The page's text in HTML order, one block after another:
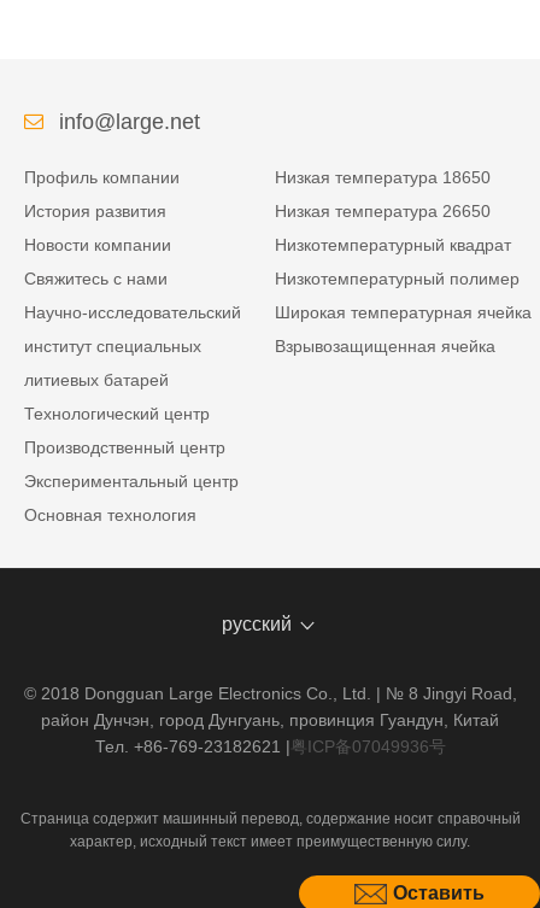
Оставить
info@large.net
Профиль компании
История развития
Новости компании
Свяжитесь с нами
Научно-исследовательский
институт специальных
литиевых батарей
Технологический центр
Производственный центр
Экспериментальный центр
Основная технология
Низкая температура 18650
Низкая температура 26650
Низкотемпературный квадрат
Низкотемпературный полимер
Широкая температурная ячейка
Взрывозащищенная ячейка
русский
© 2018 Dongguan Large Electronics Co., Ltd. | № 8 Jingyi Road,
район Дунчэн, город Дунгуань, провинция Гуандун, Китай
Тел. +86-769-23182621 |粤ICP备07049936号
Страница содержит машинный перевод, содержание носит справочный
характер, исходный текст имеет преимущественную силу.